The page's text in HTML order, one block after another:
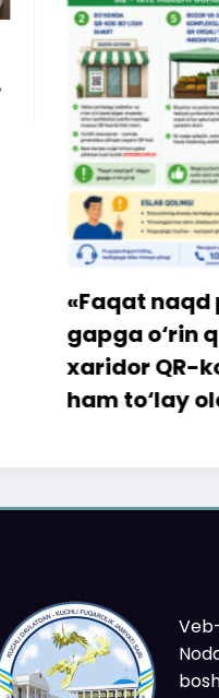
«Faqat naqd pul»
gapga o‘rin
xaridor QR-kod
ham to‘lay oladi